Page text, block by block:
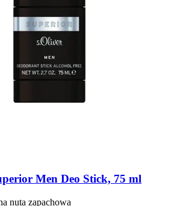
Men Deo Stick, 75 ml
nuta zapachowa